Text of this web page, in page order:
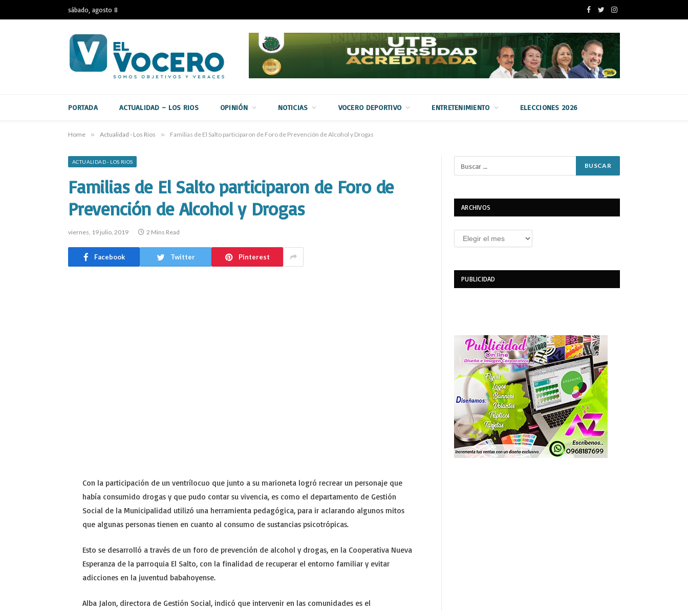
sábado, agosto 8
Facebook
TwitterInstagram
PORTADA ACTUALIDAD – LOS RIOS OPINIÓN NOTICIAS VOCERO DEPORTIVO ENTRETENIMIENTO ELECCIONES 2026
Home » Actualidad - Los Rios » Familias de El Salto participaron de Foro de Prevención de Alcohol y Drogas
ACTUALIDAD - LOS RIOS
Familias de El Salto participaron de Foro de
Prevención de Alcohol y Drogas
viernes, 19 julio, 2019 2 Mins Read
Facebook Twitter Pinterest
Con la participación de un ventrílocuo que junto a su marioneta logró recrear un personaje que
había consumido drogas y que pudo contar su vivencia, es como el departamento de Gestión
Social de la Municipalidad utilizó una herramienta pedagógica, para ir aclarando algunos mitos
que algunas personas tienen en cuanto al consumo de sustancias psicotrópicas.
Esto se desarrolló a través de un foro de prevención de alcohol y drogas, en la Cooperativa Nueva
Esperanza de la parroquia El Salto, con la finalidad de recuperar el entorno familiar y evitar
adicciones en la juventud babahoyense.
Alba Jalon, directora de Gestión Social, indicó que intervenir en las comunidades es el
ARCHIVOS
Archivos
PUBLICIDAD